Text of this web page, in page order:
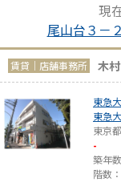
現
尾山台３－
賃貸｜店舗事務所 木
東急
東急
東京都
-
築年
階数